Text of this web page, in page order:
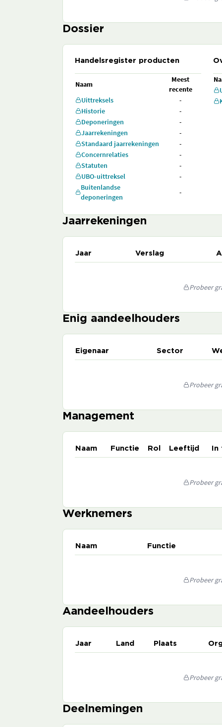
Dossier
Handelsregister producten
Naam
Meest
recente
Uittreksels
-
Historie
-
Deponeringen
-
Jaarrekeningen
-
Standaard jaarrekeningen
-
Concernrelaties
-
Statuten
-
UBO-uittreksel
-
Buitenlandse
deponeringen
-
Jaarrekeningen
Jaar Verslag
Probeer
Enig aandeelhouders
Eigenaar Sector
Probeer
Management
Naam Functie Rol Leeftijd
Probeer
Werknemers
Naam Functie
Probeer
Aandeelhouders
Jaar Land Plaats
Probeer
Deelnemingen